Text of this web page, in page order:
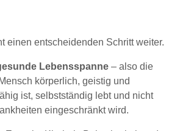
einen entscheidenden Schritt weiter.
Lebensspanne – also die
körperlich, geistig und
ist, selbstständig lebt und nicht
eingeschränkt wird.